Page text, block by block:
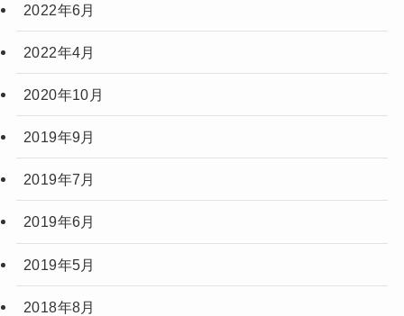
2022年6月
2022年4月
2020年10月
2019年9月
2019年7月
2019年6月
2019年5月
2018年8月